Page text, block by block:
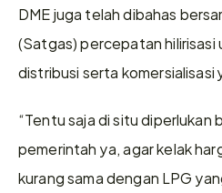
DME juga telah dibahas
(Satgas) percepatan hilirisasi
distribusi serta komersialisasi
“Tentu saja di situ diperlukan
pemerintah ya, agar kelak
kurang sama dengan LPG